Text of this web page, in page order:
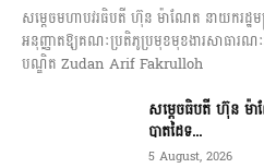
សម្តេចមហាបវរធិបតី ហ៊ុន ម៉ាណែត នាយករដ្ឋមន្
អនុញ្ញាតឱ្យគណៈប្រតិភូប្រមុខមុខងារសាធារ
បណ្ឌិត Zudan Arif Fakrulloh
សម្ដេចធិបតី ហ៊ុន ម៉ា
បាតដៃទ...
5 August, 2026